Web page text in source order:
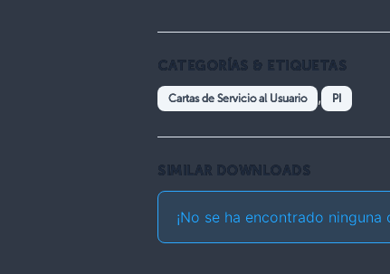
CATEGORÍAS & ETIQUETAS
Cartas de Servicio al Usuario , PI
SIMILAR DOWNLOADS
¡No se ha encontrado